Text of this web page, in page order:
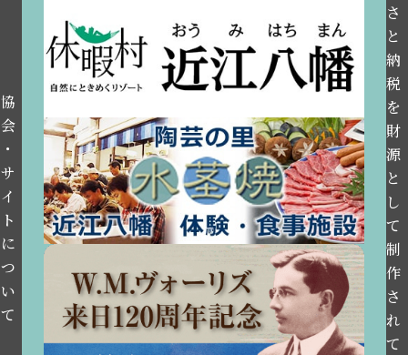
協
会
・
サ
イ
ト
に
つ
い
て
さ
と
納
税
を
財
源
と
し
て
制
作
さ
れ
て